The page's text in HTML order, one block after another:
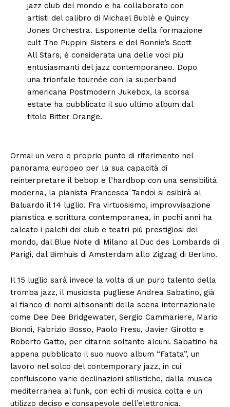
jazz club del mondo e ha collaborato con
artisti del calibro di Michael Bublè e Quincy
Jones Orchestra. Esponente della formazione
cult The Puppini Sisters e del Ronnie’s Scott
All Stars, è considerata una delle voci più
entusiasmanti del jazz contemporaneo. Dopo
una trionfale tournée con la superband
americana Postmodern Jukebox, la scorsa
estate ha pubblicato il suo ultimo album dal
titolo Bitter Orange.
Ormai un vero e proprio punto di riferimento nel
panorama europeo per la sua capacità di
reinterpretare il bebop e l’hardbop con una sensibilità
moderna, la pianista Francesca Tandoi si esibirà al
Baluardo il 14 luglio. Fra virtuosismo, improvvisazione
pianistica e scrittura contemporanea, in pochi anni ha
calcato i palchi dei club e teatri più prestigiosi del
mondo, dal Blue Note di Milano al Duc des Lombards di
Parigi, dal Bimhuis di Amsterdam allo Zigzag di Berlino.
Il 15 luglio sarà invece la volta di un puro talento della
tromba jazz, il musicista pugliese Andrea Sabatino, già
al fianco di nomi altisonanti della scena internazionale
come Dee Dee Bridgewater, Sergio Cammariere, Mario
Biondi, Fabrizio Bosso, Paolo Fresu, Javier Girotto e
Roberto Gatto, per citarne soltanto alcuni. Sabatino ha
appena pubblicato il suo nuovo album “Fatata”, un
lavoro nel solco del contemporary jazz, in cui
confluiscono varie declinazioni stilistiche, dalla musica
mediterranea al funk, con echi di musica colta e un
utilizzo deciso e consapevole dell’elettronica.